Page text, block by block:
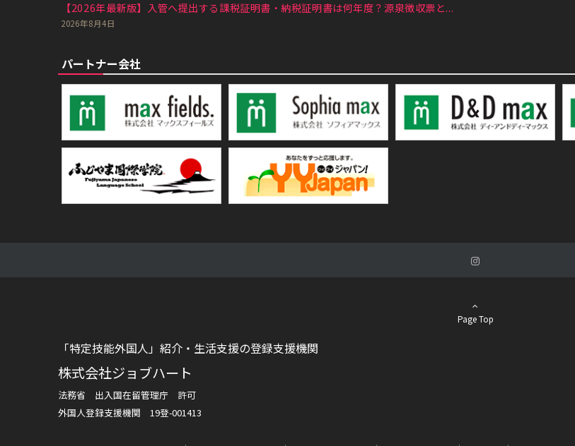
【2026年最新版】入管へ提出する課税証明書・納税証明書は何年度？源泉徴収票と...
2026年8月4日
パートナー会社
Page Top
「特定技能外国人」紹介・生活支援の登録支援機関
株式会社ジョブハート
法務省 出入国在留管理庁 許可
外国人登録支援機関 19登-001413